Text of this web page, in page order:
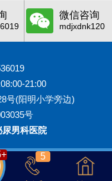
微信咨询
mdjxdnk120
21:00
号(阳明小学旁边)
号
尿男科医院
+ 5